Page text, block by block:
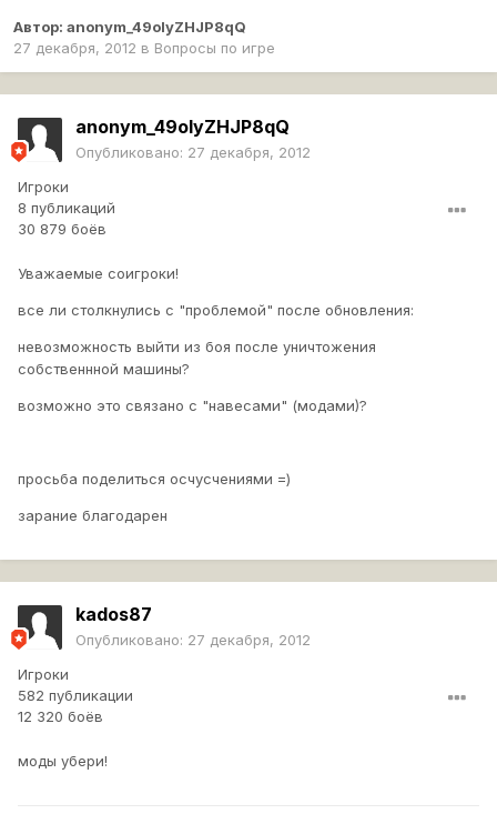
Автор: anonym_49oIyZHJP8qQ
27 декабря, 2012 в Вопросы по игре
anonym_49oIyZHJP8qQ
Опубликовано: 27 декабря, 2012
Игроки
8 публикаций
30 879 боёв
Уважаемые соигроки!
все ли столкнулись с "проблемой" после обновления:
невозможность выйти из боя после уничтожения
собственнной машины?
возможно это связано с "навесами" (модами)?
просьба поделиться осчусчениями =)
зарание благодарен
kados87
Опубликовано: 27 декабря, 2012
Игроки
582 публикации
12 320 боёв
моды убери!